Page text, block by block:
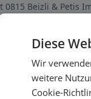
Beizli & Petis
🌱 🌾
zu ihnen passt.
🥕 Vegetarisch
Diese
Wir
weitere
Cookie-